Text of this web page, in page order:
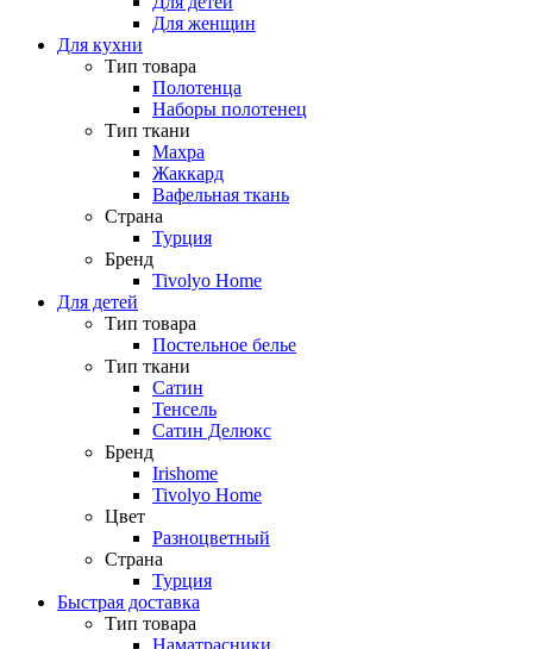
Для женщин
Для кухни
Тип товара
Полотенца
Наборы полотенец
Тип ткани
Махра
Жаккард
Вафельная ткань
Страна
Турция
Бренд
Tivolyo Home
Для детей
Тип товара
Постельное белье
Тип ткани
Сатин
Тенсель
Сатин Делюкс
Бренд
Irishome
Tivolyo Home
Цвет
Разноцветный
Страна
Турция
Быстрая доставка
Тип товара
Наматрасники